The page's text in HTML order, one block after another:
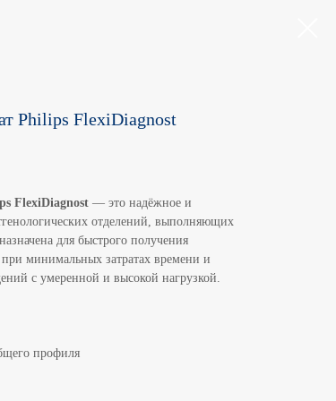
Philips FlexiDiagnost
FlexiDiagnost — это надёжное и
отделений, выполняющих
для быстрого получения
минимальных затратах времени и
с умеренной и высокой нагрузкой.
профиля